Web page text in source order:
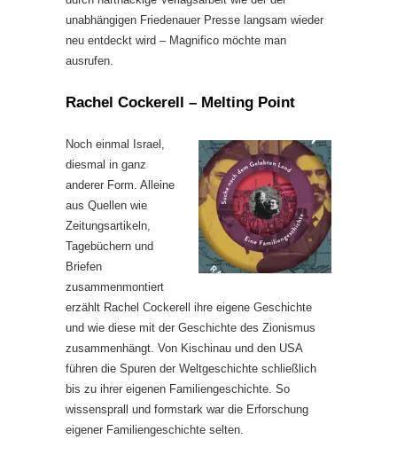
unabhängigen Friedenauer Presse langsam wieder
neu entdeckt wird – Magnifico möchte man
ausrufen.
Rachel Cockerell – Melting Point
Noch einmal Israel,
diesmal in ganz
anderer Form. Alleine
aus Quellen wie
Zeitungsartikeln,
Tagebüchern und
Briefen
zusammenmontiert
erzählt Rachel Cockerell ihre eigene Geschichte
und wie diese mit der Geschichte des Zionismus
zusammenhängt. Von Kischinau und den USA
führen die Spuren der Weltgeschichte schließlich
bis zu ihrer eigenen Familiengeschichte. So
wissensprall und formstark war die Erforschung
eigener Familiengeschichte selten.